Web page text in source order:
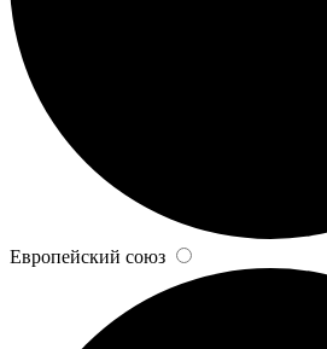
Европейский союз